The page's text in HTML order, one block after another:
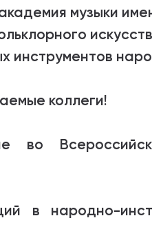
музыки
инструментов
коллеги!
в народно-